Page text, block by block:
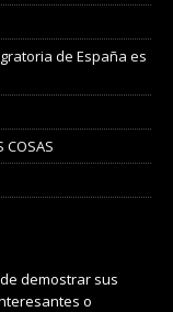
de España es
COSAS
demostrar sus
o